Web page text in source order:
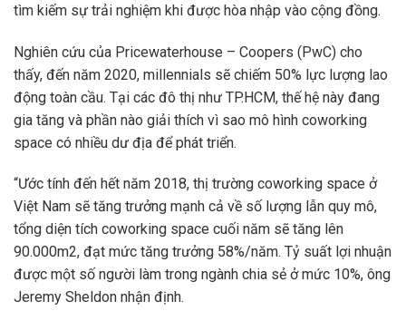
tìm kiếm sự trải nghiệm khi được hòa nhập vào cộng đồng.
Nghiên cứu của Pricewaterhouse – Coopers (PwC) cho
thấy, đến năm 2020, millennials sẽ chiếm 50% lực lượng lao
động toàn cầu. Tại các đô thị như TP.HCM, thế hệ này đang
gia tăng và phần nào giải thích vì sao mô hình coworking
space có nhiều dư địa để phát triển.
“Ước tính đến hết năm 2018, thị trường coworking space ở
Việt Nam sẽ tăng trưởng mạnh cả về số lượng lẫn quy mô,
tổng diện tích coworking space cuối năm sẽ tăng lên
90.000m2, đạt mức tăng trưởng 58%/năm. Tỷ suất lợi nhuận
được một số người làm trong ngành chia sẻ ở mức 10%, ông
Jeremy Sheldon nhận định.